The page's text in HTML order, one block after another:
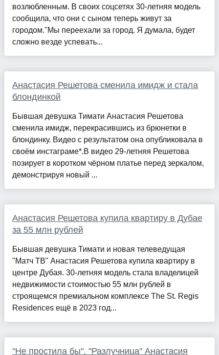
возлюбленным. В своих соцсетях 30-летняя модель
сообщила, что они с сыном теперь живут за
городом."Мы переехали за город. Я думала, будет
сложно везде успевать...
Анастасия Решетова сменила имидж и стала
блондинкой
Бывшая девушка Тимати Анастасия Решетова
сменила имидж, перекрасившись из брюнетки в
блондинку. Видео с результатом она опубликовала в
своём инстаграме*.В видео 29-летняя Решетова
позирует в коротком чёрном платье перед зеркалом,
демонстрируя новый ...
Анастасия Решетова купила квартиру в Дубае
за 55 млн рублей
Бывшая девушка Тимати и новая телеведущая
"Матч ТВ" Анастасия Решетова купила квартиру в
центре Дубая. 30-летняя модель стала владелицей
недвижимости стоимостью 55 млн рублей в
строящемся премиальном комплексе The St. Regis
Residences ещё в 2023 год...
"Не простила бы". "Разлучница" Анастасия